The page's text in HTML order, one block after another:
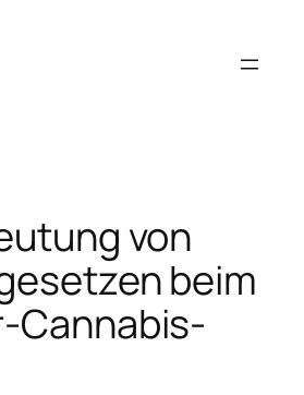
von
beim
Cannabis-